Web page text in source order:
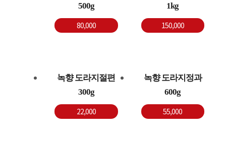
500g
80,000
1kg
150,000
녹향 도라지절편
300g
22,000
녹향 도라지정과
600g
55,000